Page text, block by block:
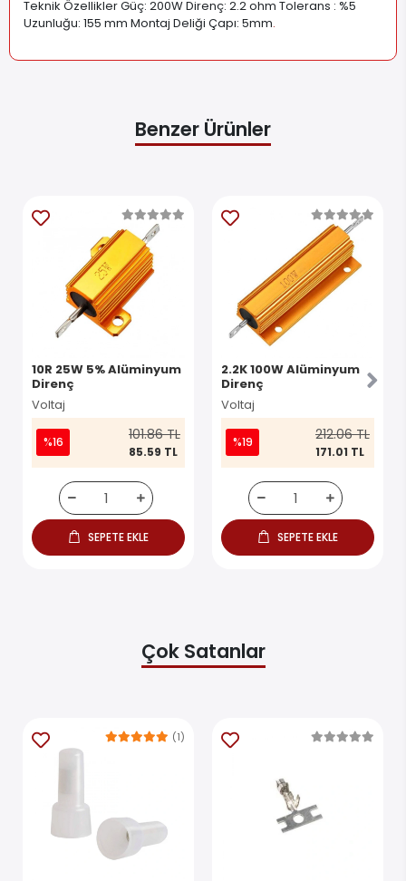
Teknik Özellikler Güç: 200W Direnç: 2.2 ohm Tolerans : %5
Uzunluğu: 155 mm Montaj Deliği Çapı: 5mm.
Benzer Ürünler
10R 25W 5% Alüminyum
Direnç
Voltaj
%16 101.86 TL
85.59 TL
SEPETE EKLE
2.2K 100W Alüminyum
Direnç
Voltaj
%19 212.06 TL
171.01 TL
SEPETE EKLE
Çok Satanlar
(1)